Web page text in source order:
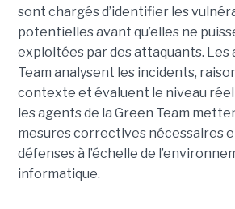
sont chargés d’identifier les
potentielles avant qu’elles ne
exploitées par des attaquants. Les
Team analysent les incidents,
contexte et évaluent le niveau réel
les agents de la Green Team
mesures correctives nécessaires
défenses à l’échelle de
informatique.